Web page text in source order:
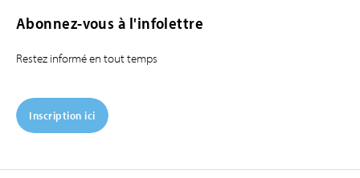
Abonnez-vous à l'infolettre
Restez informé en tout temps
Inscription ici